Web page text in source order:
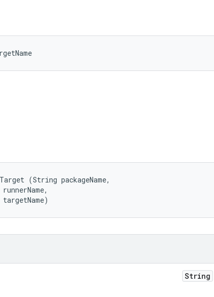
(String packageName,
runnerName,
targetName)
String